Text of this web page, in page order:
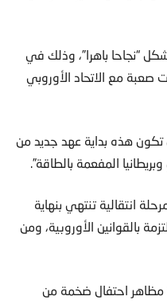
“نجاحا باهرا”، وذلك في
صعبة مع الاتحاد الأوروبي
أن تكون هذه بداية عهد جديد من
المفعمة بالطاقة”.
انتقالية تنتهي بنهاية
بالقوانين الأوروبية، ومن
مظاهر احتفال ضخمة من